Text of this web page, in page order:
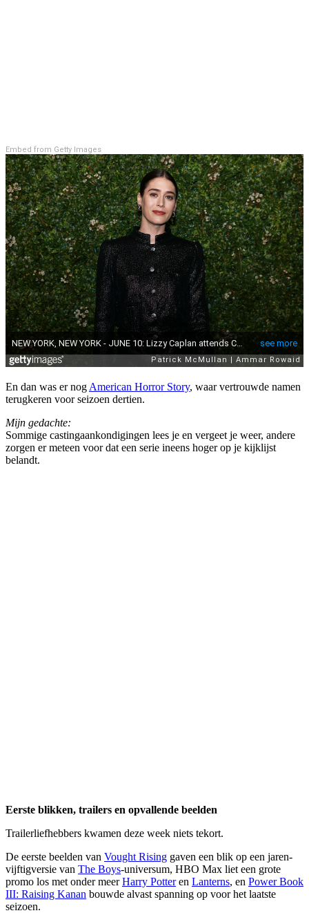
Embed from Getty Images
En dan was er nog American Horror Story, waar vertrouwde namen
terugkeren voor seizoen dertien.
Mijn gedachte:
Sommige castingaankondigingen lees je en vergeet je weer, andere
zorgen er meteen voor dat een serie ineens hoger op je kijklijst
belandt.
Eerste blikken, trailers en opvallende beelden
Trailerliefhebbers kwamen deze week niets tekort.
De eerste beelden van Vought Rising gaven een blik op een jaren-
vijftigversie van The Boys-universum, HBO Max liet een grote
promo los met onder meerHarry Potteren Lanterns, en Power Book
III: Raising Kanan bouwde alvast spanning op voor het laatste
seizoen.